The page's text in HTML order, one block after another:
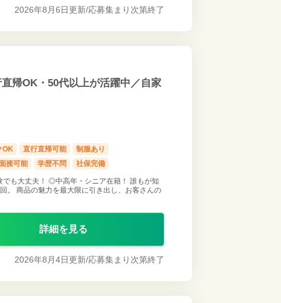
2026年8月6日更新/応募集まり次第終了
帰OK・50代以上が活躍中／自家
OK 直行直帰可能
制服あり
接可能 学歴不問 社保完備
も大丈夫！ ◎中高年・シニア在籍！ 誰もが知
。 商品の魅力を最大限に引き出し、お客さんの
詳細を見る
2026年8月4日更新/応募集まり次第終了